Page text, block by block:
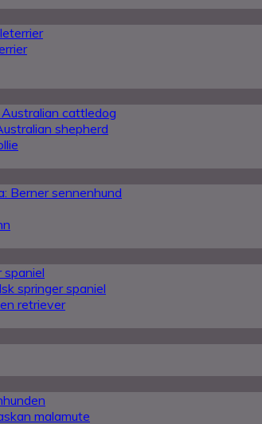
cattledog
shepherd
Berner sennenhund
spaniel
springer spaniel
retriever
malamute